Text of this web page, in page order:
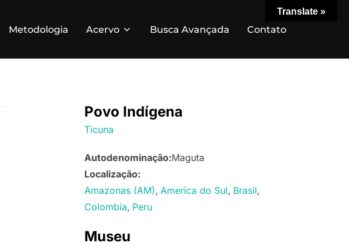
Metodologia Acervo Busca Avançada Contato
Povo Indígena
Ticuna
Autodenominação:Maguta
Localização:
Amazonas (AM) America do Sul Brasil
Colombia Peru
Museu
Translate »